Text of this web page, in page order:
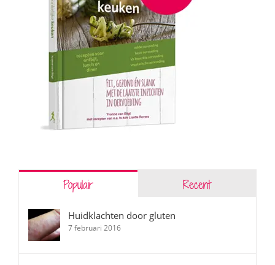
Populair Recent
Huidklachten door gluten
7 februari 2016